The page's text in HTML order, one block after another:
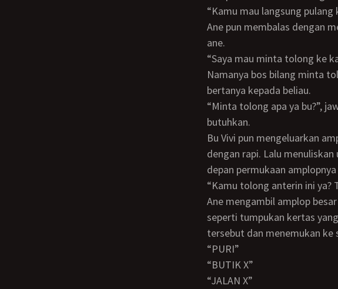
“Kamu mau langsung
Ane pun membalas dengan menganggukkan kepala sambil berkata, “Iya bu”, jawab
ane.
“Saya mau minta tolong ke
Namanya bos bilang minta tolong sudah pasti tidak bisa bilang tidak, ane pun
bertanya kepada beliau.
“Minta tolong apa ya bu?”, jawab ane sambil bertanya pertolongan apa yang beliau
butuhkan.
Bu Vivi pun mengeluarkan amplop coklat besar dari laci mejanya, yang tertutup
dengan rapi. Lalu
depan permukaan
“Kamu tolong anterin ini
Ane mengambil amplop besar tersebut dan merasakan kalo yang berada di dalamnya
seperti tumpukan kertas
tersebut dan menemukan ke
“PURI”
“BUTIK X”
“JALAN X”